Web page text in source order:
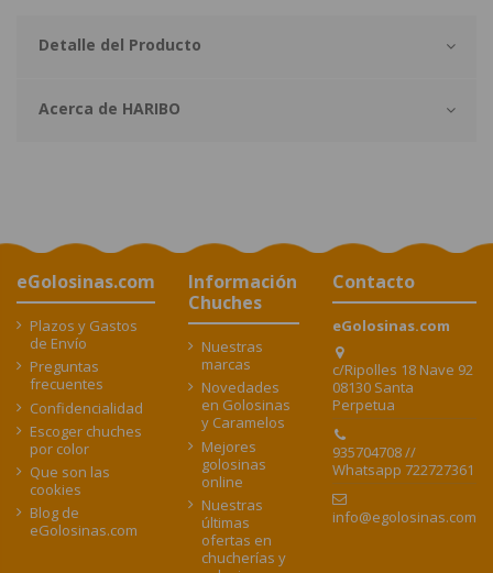
Detalle del Producto
Acerca de HARIBO
eGolosinas.com
Plazos y Gastos
de Envío
Preguntas
frecuentes
Confidencialidad
Escoger chuches
por color
Que son las
cookies
Blog de
eGolosinas.com
Información
Chuches
Nuestras
marcas
Novedades
en Golosinas
y Caramelos
Mejores
golosinas
online
Nuestras
últimas
ofertas en
chucherías y
Contacto
eGolosinas.com
c/Ripolles 18 Nave 92
08130 Santa
Perpetua
935704708 //
Whatsapp 722727361
info@egolosinas.com